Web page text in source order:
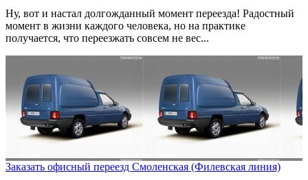
Ну, вот и настал долгожданный момент переезда! Радостный
момент в жизни каждого человека, но на практике
получается, что переезжать совсем не вес...
Заказать офисный переезд Смоленская (Филевская линия)